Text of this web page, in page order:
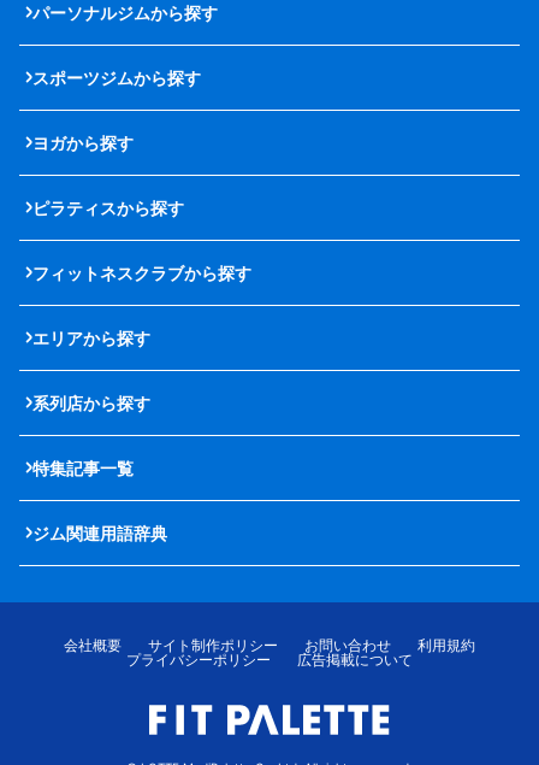
パーソナルジムから探す
スポーツジムから探す
ヨガから探す
ピラティスから探す
フィットネスクラブから探す
エリアから探す
系列店から探す
特集記事一覧
ジム関連用語辞典
会社概要 サイト制作ポリシー お問い合わせ
利用規約
プライバシーポリシー
広告掲載について